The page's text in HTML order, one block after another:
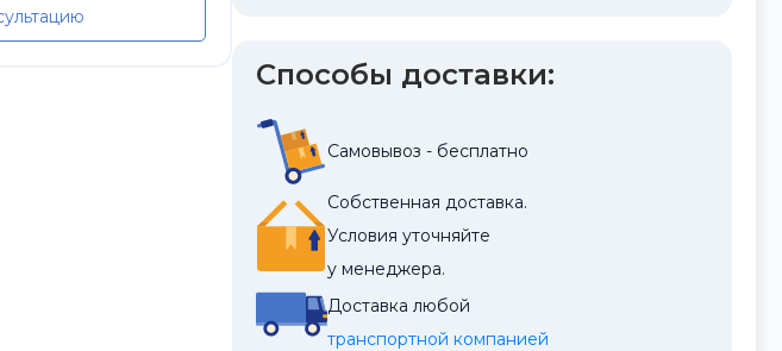
Способы доставки:
Самовывоз - бесплатно
Собственная доставка.
Условия уточняйте
у менеджера.
Доставка любой
транспортной компанией